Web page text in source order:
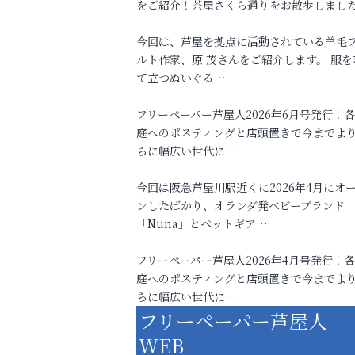
をご紹介！茶屋さくら通りをお散歩しまし
今回は、芦屋を拠点に活動されている羊毛
ルト作家、原 茂さんをご紹介します。 服を
て立つぬいぐる…
フリーペーパー芦屋人2026年6月号発行！
庭へのポスティングと店頭置きで今までよ
らに幅広い世代に…
今回は阪急芦屋川駅近くに2026年4月にオ
ンしたばかり、オランダ発ベビーブランド
「Nuna」とペットギア…
フリーペーパー芦屋人2026年4月号発行！
庭へのポスティングと店頭置きで今までよ
らに幅広い世代に…
フリーペーパー芦屋人
WEB